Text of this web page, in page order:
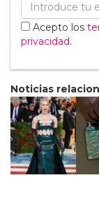
Acepto los
privacidad.
Noticias